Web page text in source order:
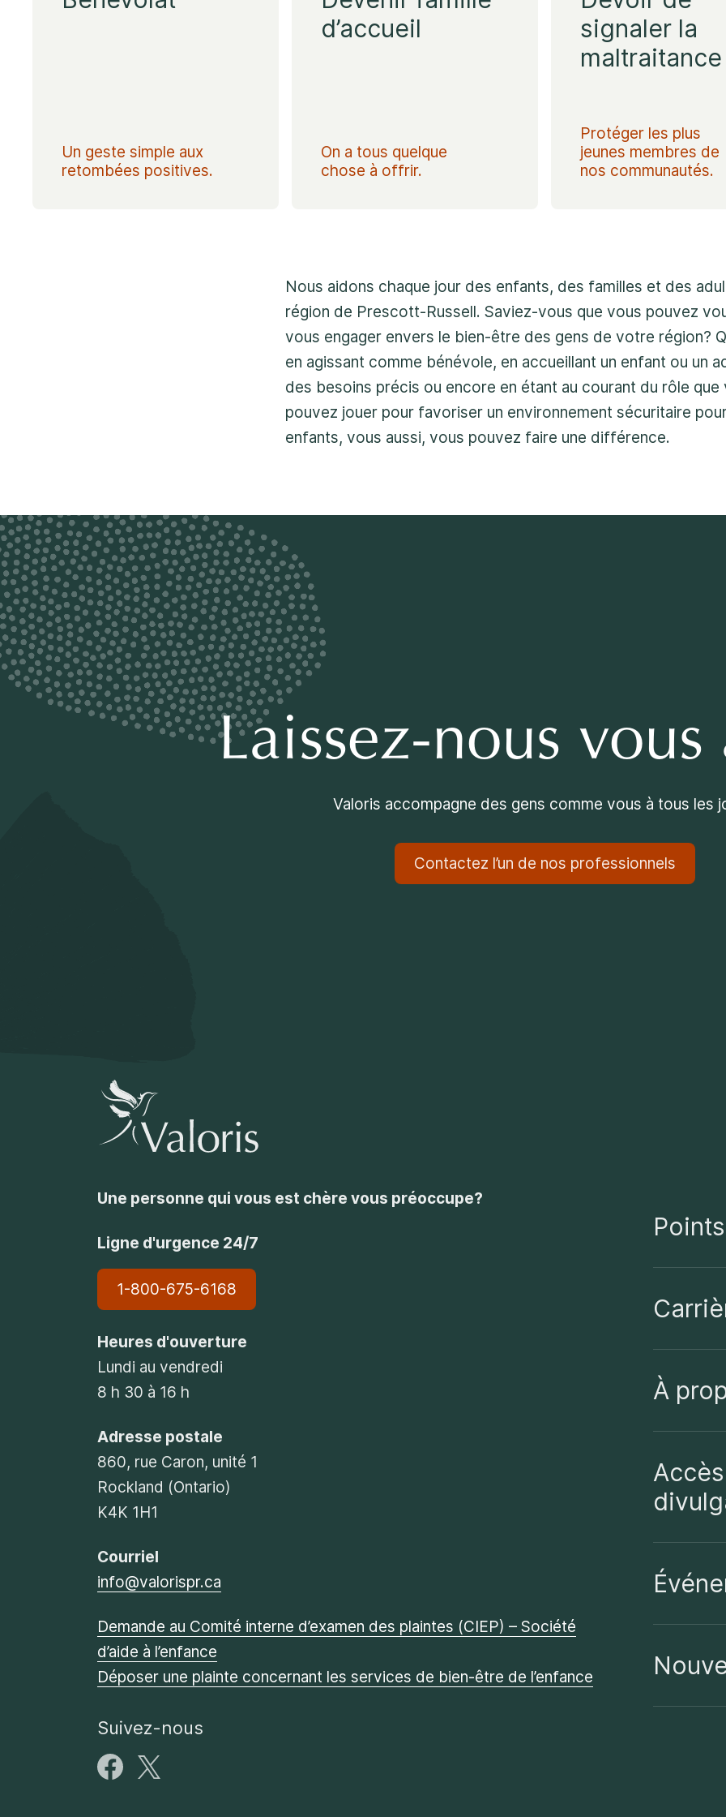
1-800-675-6168.
serons alors en
d’entamer les
Un geste simple aux
retombées positives.
d’accueil
On a tous quelque
chose à offrir.
signaler la
maltraitance
Protéger les plus
jeunes membres de
nos communautés.
Nous aidons chaque jour des enfants, des familles et des
région de Prescott-Russell. Saviez-vous que vous pouvez
vous engager envers le bien-être des gens de votre région?
en agissant comme bénévole, en accueillant un enfant ou un
des besoins précis ou encore en étant au courant du rôle que
pouvez jouer pour favoriser un environnement sécuritaire
enfants, vous aussi, vous pouvez faire une différence.
Laissez-nous vous
Valoris accompagne des gens comme vous à tous les
Contactez l’un de nos professionnels
Une personne qui vous est chère vous préoccupe?
Ligne d'urgence 24/7
1-800-675-6168
Heures d'ouverture
Lundi au vendredi
8 h 30 à 16 h
Adresse postale
860, rue Caron, unité 1
Rockland (Ontario)
K4K 1H1
Courriel
info@valorispr.ca
Demande au Comité interne d’examen des plaintes (CIEP) – Société
d’aide à l’enfance
Déposer une plainte concernant les services de bien-être de l’enfance
Suivez-nous
À